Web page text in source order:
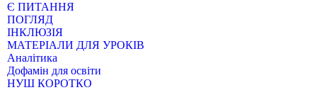
Є ПИТАННЯ
ПОГЛЯД
ІНКЛЮЗІЯ
МАТЕРІАЛИ ДЛЯ УРОКІВ
Аналітика
Дофамін для освіти
НУШ КОРОТКО